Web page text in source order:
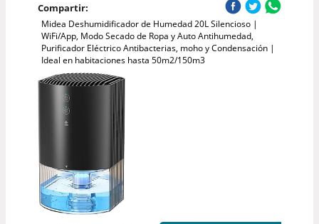
Compartir:
Midea Deshumidificador de Humedad 20L Silencioso |
WiFi/App, Modo Secado de Ropa y Auto Antihumedad,
Purificador Eléctrico Antibacterias, moho y Condensación |
Ideal en habitaciones hasta 50m2/150m3